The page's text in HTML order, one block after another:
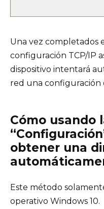
Una vez completados
configuración TCP/IP
dispositivo intentará
red una configuración
Cómo usando
obtener una
Este método
operativo Windows 10.